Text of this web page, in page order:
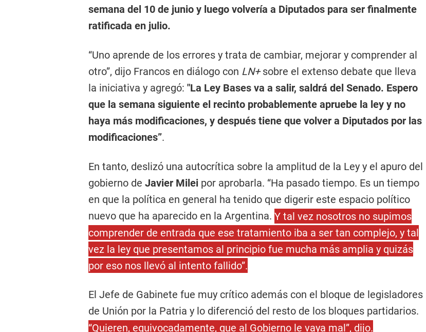
semana del 10 de junio y luego volvería a Diputados para ser finalmente
ratificada en julio.
“Uno aprende de los errores y trata de cambiar, mejorar y comprender al
otro”, dijo Francos en diálogo con LN+sobre el extenso debate que lleva
la iniciativa y agregó: "La Ley Bases va a salir, saldrá del Senado. Espero
que la semana siguiente el recinto probablemente apruebe la ley y no
haya más modificaciones, y después tiene que volver a Diputados por las
modificaciones”.
En tanto, deslizó una autocrítica sobre la amplitud de la Ley y el apuro del
gobierno de Javier Milei por aprobarla. “Ha pasado tiempo. Es un tiempo
en que la política en general ha tenido que digerir este espacio político
nuevo que ha aparecido en la Argentina. Y tal vez nosotros no supimos
comprender de entrada que ese tratamiento iba a ser tan complejo, y tal
vez la ley que presentamos al principio fue mucha más amplia y quizás
por eso nos llevó al intento fallido”.
El Jefe de Gabinete fue muy crítico además con el bloque de legisladores
de Unión por la Patria y lo diferenció del resto de los bloques partidarios.
“Quieren, equivocadamente, que al Gobierno le vaya mal”, dijo.